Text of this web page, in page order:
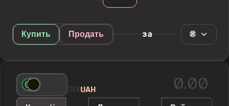
Купить Продать за ₴
TRXUAH